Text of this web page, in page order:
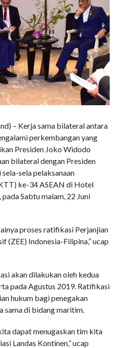
– Kerja sama bilateral antara
perkembangan yang
Presiden Joko Widodo
bilateral dengan Presiden
sela pelaksanaan
ke-34 ASEAN di Hotel
Sabtu malam, 22 Juni
proses ratifikasi Perjanjian
(ZEE) Indonesia-Filipina,” ucap
akan dilakukan oleh kedua
pada Agustus 2019. Ratifikasi
hukum bagi penegakan
sama di bidang maritim.
dapat menugaskan tim kita
Landas Kontinen,” ucap